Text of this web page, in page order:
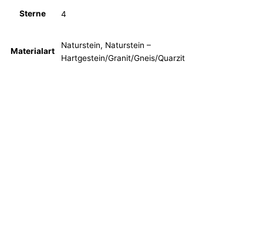
Sterne 4
Materialart
Naturstein, Naturstein –
Hartgestein/Granit/Gneis/Quarzit